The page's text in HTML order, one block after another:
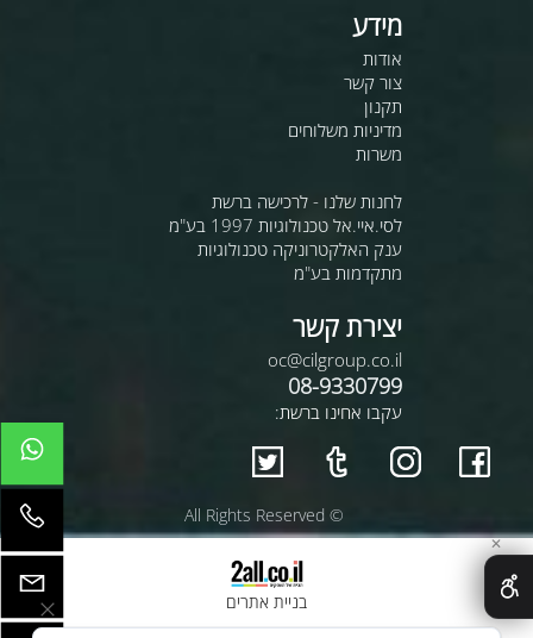
מידע
אודות
צור קשר
תקנון
מדיניות משלוחים
משרות
לחנות שלנו - לרכישה ברשת
לסי.איי.אל טכנולוגיות 1997 בע"מ
ענק האלקטרוניקה טכנולוגיות
מתקדמות בע"מ
יצירת קשר
oc@cilgroup.co.il
08-9330799
עקבו אחינו ברשת:
© All Rights Reserved
בניית אתרים
✕